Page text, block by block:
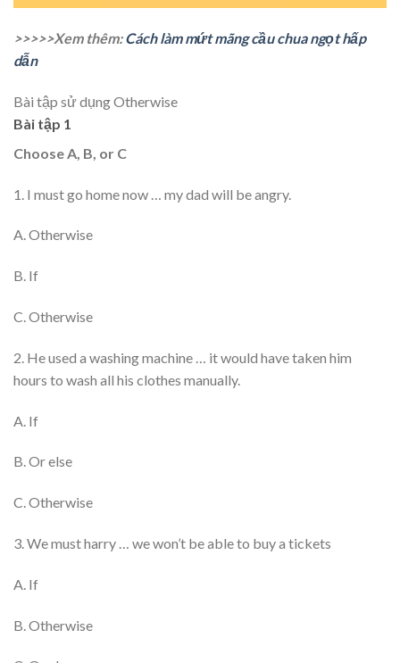
>>>>>Xem thêm:Cách làm mứt mãng cầu chua ngọt hấp
dẫn
Bài tập sử dụng Otherwise
Bài tập 1
Choose A, B, or C
1. I must go home now … my dad will be angry.
A. Otherwise
B. If
C. Otherwise
2. He used a washing machine … it would have taken him
hours to wash all his clothes manually.
A. If
B. Or else
C. Otherwise
3. We must harry … we won’t be able to buy a tickets
A. If
B. Otherwise